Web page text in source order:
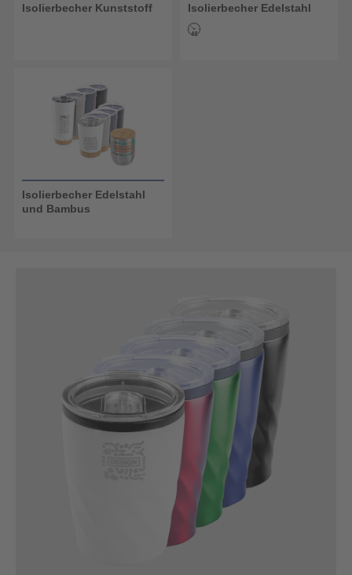
Isolierbecher Kunststoff Isolierbecher Edelstahl
Isolierbecher Edelstahl
und Bambus